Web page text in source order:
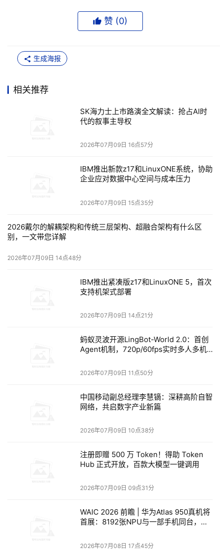
度，而这会改变AI系统对存储的需求结构。
生成式AI主要是一次输入、一次模型处理、一次输出；
但Agentic AI是多轮、迭代、多步骤的执行流程。一个
判断任务是否完成。
如果没有完成，就继续循环。这个过程意味着模型不只
换句话说，AI推理的瓶颈不只在计算，也在数据如何更
快、更近、更高效地被送到计算单元旁边。这就是SK海
力士反复强调的“Memory Wall”，即内存墙问题。
在它的架构叙事里，未来AI推理系统需要的不只是
HBM。HBM只负责最热、最靠近GPU或AI加速器的数
而DRAM处在中间层，用来扩展系统有效内存容量，在
推理工作负载变化时把非活跃内存块从HBM转移到
SSD会成为内存子系统中的主动参与者。
这套说法背后，是存储行业商业模式的变化。AI基础设
施时代将带来两个结构性变化：
一是持续需求扩张，AI计算吸收大量存储需求，并压过
传统周期；二是产品组合向高端、定制化迁移，存储从
大宗商品变成更专用、更贴近客户架构的AI存储。高端
赞 (0)
生成海报
相关推荐
SK海力士上市路演全文解读：抢占AI时
代的叙事主导权
2026年07月09日 16点57分
IBM推出新款z17和LinuxONE系统，协助
企业应对数据中心空间与成本压力
2026年07月09日 15点35分
2026戴尔的解耦架构和传统三层架构、超融合架构有什么区
别，一文带您详解
2026年07月09日 14点48分
IBM推出紧凑版z17和LinuxONE 5，首次
支持机架式部署
2026年07月09日 14点21分
蚂蚁灵波开源LingBot-World 2.0：首创
Agent机制，720p/60fps实时多人多机
2026年07月09日 11点50分
中国移动副总经理李慧镝：深耕高阶自智
网络，共启数字产业新篇
2026年07月09日 10点38分
注册即赠 500 万 Token！得助 Token
Hub 正式开放，百款大模型一键调用
2026年07月09日 09点31分
WAIC 2026 前瞻 | 华为Atlas 950真机将
首展：8192张NPU与一部手机同台，算
2026年07月08日 17点45分